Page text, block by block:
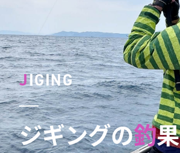
JIGING
ジギングの釣果